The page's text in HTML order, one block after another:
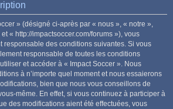
» (désigné ci-après par « nous », « notre »,
« http://impactsoccer.com/forums »), vous
responsable des conditions suivantes. Si vous
responsable de toutes les conditions
et accéder à « Impact Soccer ». Nous
à n’importe quel moment et nous essaierons
bien que nous vous conseillons de
même. En effet, si vous continuez à participer à
des modifications aient été effectuées, vous